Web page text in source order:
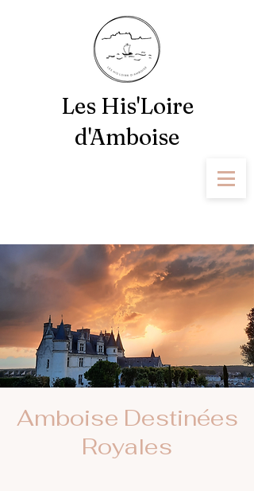
Les His'Loire
d'Amboise
Amboise Destinées
Royales